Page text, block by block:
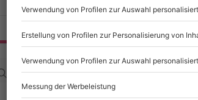
Stunden
sonntags zu bestimmten Terminen verfügbar
Listenansicht
Karte in Großansicht